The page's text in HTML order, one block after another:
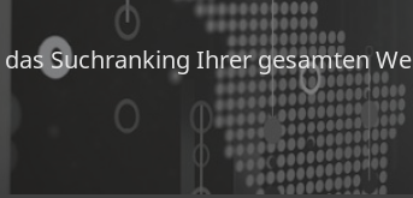
Suchranking Ihrer gesamten